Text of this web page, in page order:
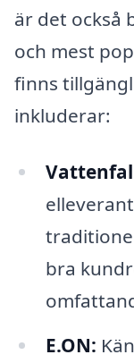
är det också
och mest
finns
inkluderar:
bra
E.ON: